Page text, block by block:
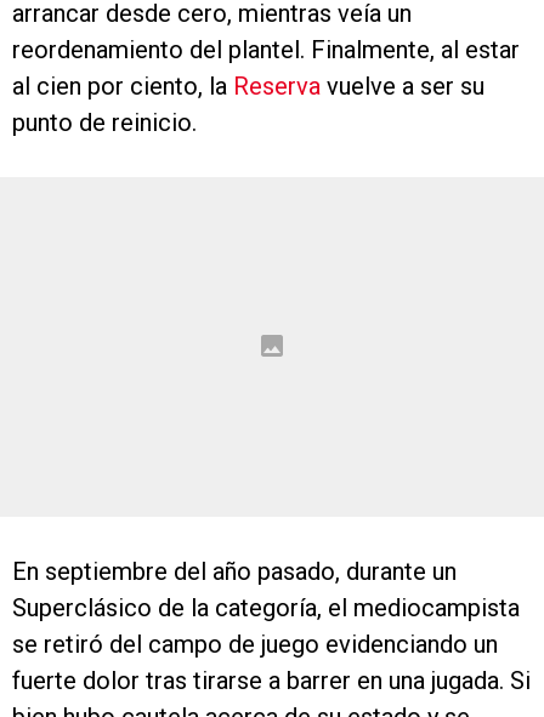
arrancar desde cero, mientras veía un
reordenamiento del plantel. Finalmente, al estar
al cien por ciento, la Reserva vuelve a ser su
punto de reinicio.
En septiembre del año pasado, durante un
Superclásico de la categoría, el mediocampista
se retiró del campo de juego evidenciando un
fuerte dolor tras tirarse a barrer en una jugada. Si